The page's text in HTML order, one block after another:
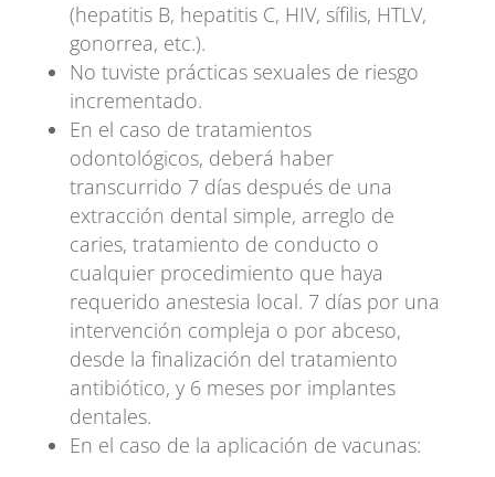
(hepatitis B, hepatitis C, HIV, sífilis, HTLV,
gonorrea, etc.).
No tuviste prácticas sexuales de riesgo
incrementado.
En el caso de tratamientos
odontológicos, deberá haber
transcurrido 7 días después de una
extracción dental simple, arreglo de
caries, tratamiento de conducto o
cualquier procedimiento que haya
requerido anestesia local. 7 días por una
intervención compleja o por abceso,
desde la finalización del tratamiento
antibiótico, y 6 meses por implantes
dentales.
En el caso de la aplicación de vacunas: